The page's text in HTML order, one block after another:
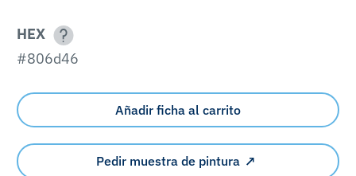
HEX
#806d46
Añadir ficha al carrito
Pedir muestra de pintura